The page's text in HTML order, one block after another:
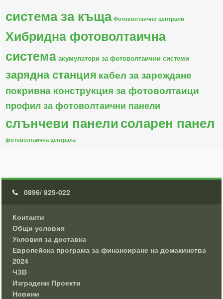
система за къща Фотоволтаични централи
Хибридна фотоволтаична
система акумулатори за фотоволтаични системи
зарядна станция кабел за зареждане
покривна конструкция за фотоволтаици
профил за фотоволтаични панели
слънчеви панелисоларен панел
фотоволтаична централа
0896/ 825-022
Контакти
Общи условия
Условия за доставка
Европейска програма за финансиране на домакинства
2024
ЧЗВ
Изградени Проекти
Новини